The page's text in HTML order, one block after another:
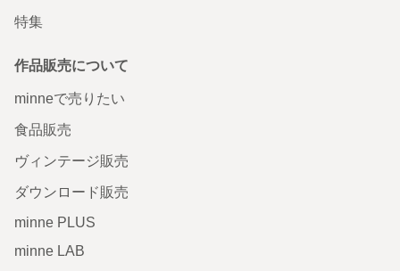
特集
作品販売について
minneで売りたい
食品販売
ヴィンテージ販売
ダウンロード販売
minne PLUS
minne LAB